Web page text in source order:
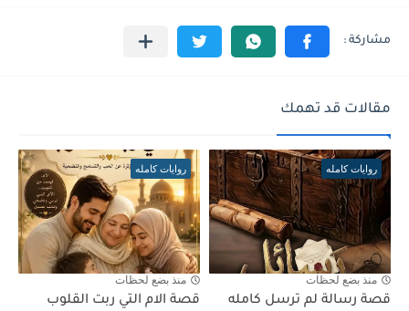
مقالات قد تهمك
روايات كامله
منذ بضع لحظات
قصة رسالة لم ترسل كامله
روايات كامله
منذ بضع لحظات
قصة الام التي ربت القلوب